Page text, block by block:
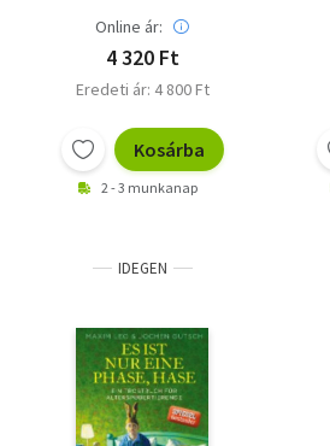
Online ár:
4 320 Ft
Eredeti ár: 4 800 Ft
Kosárba
2 - 3 munkanap
IDEGEN